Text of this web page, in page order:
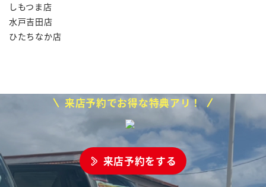
しもつま店
水戸吉田店
ひたちなか店
来店予約でお得な特典アリ！
来店予約をする